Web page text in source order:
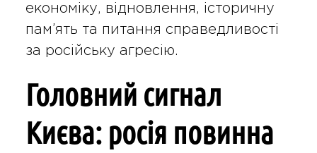
економіку, відновлення, історичну
пам’ять та питання справедливості
за російську агресію.
Головний сигнал
Києва: росія повинна